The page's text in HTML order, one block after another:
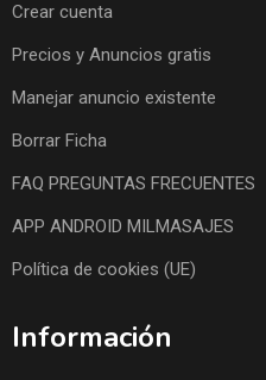
Crear cuenta
Precios y Anuncios gratis
Manejar anuncio existente
Borrar Ficha
FAQ PREGUNTAS FRECUENTES
APP ANDROID MILMASAJES
Política de cookies (UE)
Información